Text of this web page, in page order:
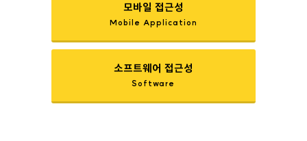
모바일 접근성
Mobile Application
소프트웨어 접근성
Software